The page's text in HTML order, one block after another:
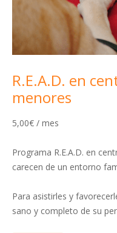
R.E.A.D. en
menores
5,00€ / mes
Programa R.E.A.D. en
carecen de un entorno
Para asistirles y
sano y completo de su